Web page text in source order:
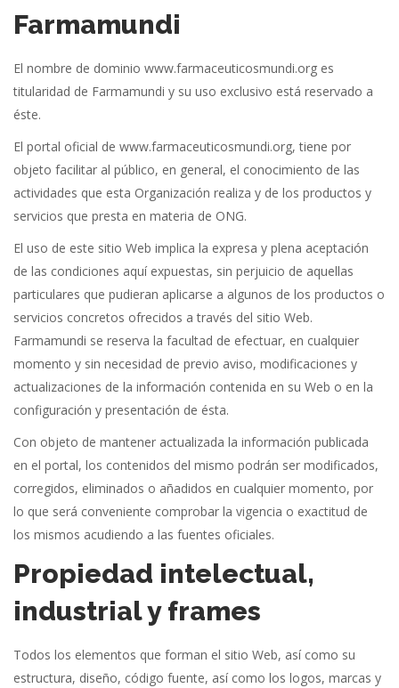
Farmamundi
El nombre de dominio www.farmaceuticosmundi.org es
titularidad de Farmamundi y su uso exclusivo está reservado a
éste.
El portal oficial de www.farmaceuticosmundi.org, tiene por
objeto facilitar al público, en general, el conocimiento de las
actividades que esta Organización realiza y de los productos y
servicios que presta en materia de ONG.
El uso de este sitio Web implica la expresa y plena aceptación
de las condiciones aquí expuestas, sin perjuicio de aquellas
particulares que pudieran aplicarse a algunos de los productos o
servicios concretos ofrecidos a través del sitio Web.
Farmamundi se reserva la facultad de efectuar, en cualquier
momento y sin necesidad de previo aviso, modificaciones y
actualizaciones de la información contenida en su Web o en la
configuración y presentación de ésta.
Con objeto de mantener actualizada la información publicada
en el portal, los contenidos del mismo podrán ser modificados,
corregidos, eliminados o añadidos en cualquier momento, por
lo que será conveniente comprobar la vigencia o exactitud de
los mismos acudiendo a las fuentes oficiales.
Propiedad intelectual,
industrial y frames
Todos los elementos que forman el sitio Web, así como su
estructura, diseño, código fuente, así como los logos, marcas y